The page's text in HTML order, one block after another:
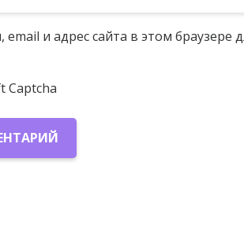
и адрес сайта в этом браузере
Captcha